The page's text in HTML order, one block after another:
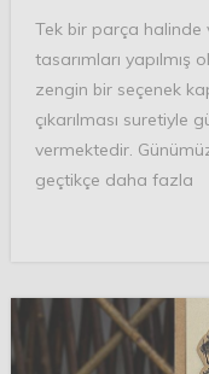
Tek bir parça halinde
tasarımları
zengin bir seçenek
çıkarılması suretiyle
vermektedir.
geçtikçe daha fazla